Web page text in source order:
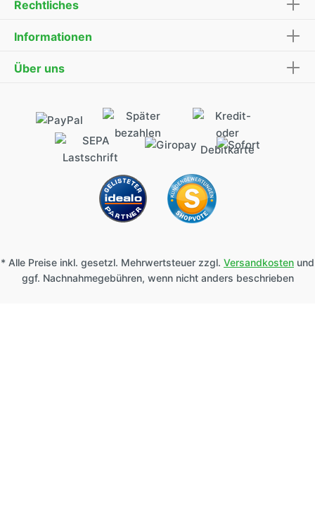
Rechtliches
Informationen
Über uns
* Alle Preise inkl. gesetzl. Mehrwertsteuer zzgl. Versandkosten und
ggf. Nachnahmegebühren, wenn nicht anders beschrieben